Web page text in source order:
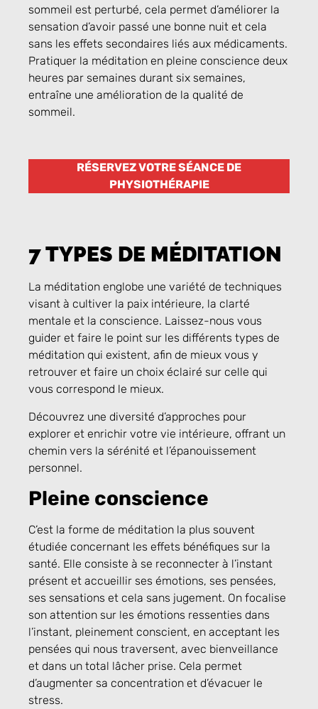
sommeil est perturbé, cela permet d’améliorer la
sensation d’avoir passé une bonne nuit et cela
sans les effets secondaires liés aux médicaments.
Pratiquer la méditation en pleine conscience deux
heures par semaines durant six semaines,
entraîne une amélioration de la qualité de
sommeil.
RÉSERVEZ VOTRE SÉANCE DE
PHYSIOTHÉRAPIE
7 TYPES DE MÉDITATION
La méditation englobe une variété de techniques
visant à cultiver la paix intérieure, la clarté
mentale et la conscience. Laissez-nous vous
guider et faire le point sur les différents types de
méditation qui existent, afin de mieux vous y
retrouver et faire un choix éclairé sur celle qui
vous correspond le mieux.
Découvrez une diversité d’approches pour
explorer et enrichir votre vie intérieure, offrant un
chemin vers la sérénité et l’épanouissement
personnel.
Pleine conscience
C’est la forme de méditation la plus souvent
étudiée concernant les effets bénéfiques sur la
santé. Elle consiste à se reconnecter à l’instant
présent et accueillir ses émotions, ses pensées,
ses sensations et cela sans jugement. On focalise
son attention sur les émotions ressenties dans
l’instant, pleinement conscient, en acceptant les
pensées qui nous traversent, avec bienveillance
et dans un total lâcher prise. Cela permet
d’augmenter sa concentration et d’évacuer le
stress.